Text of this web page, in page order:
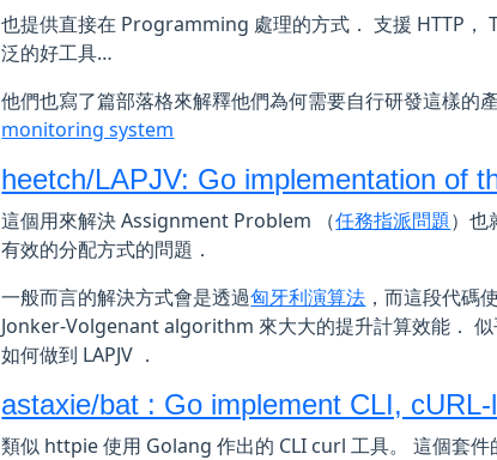
也提供直接在 Programming 處理的方式． 支援 HTTP，
泛的好工具…
他們也寫了篇部落格來解釋他們為何需要自行研發這樣的
monitoring system
heetch/LAPJV: Go implementation of
這個用來解決 Assignment Problem （任務指派問題）
有效的分配方式的問題．
一般而言的解決方式會是透過匈牙利演算法 ，而這段代碼
Jonker-Volgenant algorithm 來大大的提升計算效能．
如何做到 LAPJV ．
astaxie/bat : Go implement CLI,
類似 httpie 使用 Golang 作出的 CLI curl 工具。 這個套件